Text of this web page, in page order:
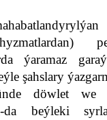
ýaramaz
şahslary
döwlet we
da beýleki